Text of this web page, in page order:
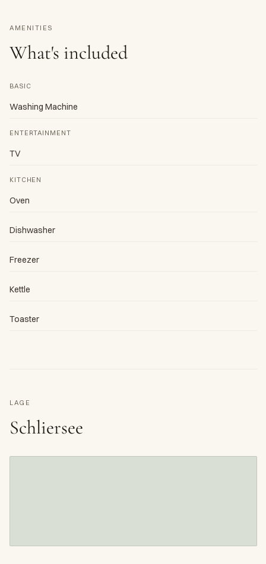
AMENITIES
What's included
BASIC
Washing Machine
ENTERTAINMENT
TV
KITCHEN
Oven
Dishwasher
Freezer
Kettle
Toaster
LAGE
Schliersee